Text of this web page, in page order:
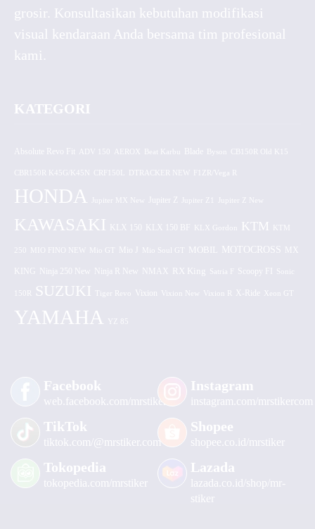
grosir. Konsultasikan kebutuhan modifikasi
visual kendaraan Anda bersama tim profesional
kami.
KATEGORI
Absolute Revo Fit ADV 150 AEROX CB150R Old K15
CBR150R K45G/K45N CRF150L DTRACKER NEW F1ZR/Vega R
HONDA Jupiter MX New Jupiter Z Jupiter Z1 Jupiter Z New
KAWASAKI KLX 150 KLX 150 BF KLX Gordon KTM KTM
250 MIO FINO NEW Mio GT Mio J Mio Soul GT MOBIL MOTOCROSS MX
KING Ninja 250 New Ninja R New NMAX RX King Satria F Scoopy FI Sonic
150R SUZUKI Tiger Revo Vixion Vixion New Vixion R X-Ride Xeon GT
YAMAHA YZ 85
Facebook
web.facebook.com/mrstiker
Instagram
instagram.com/mrstikercom
TikTok
tiktok.com/@mrstiker.com
Shopee
shopee.co.id/mrstiker
Tokopedia
tokopedia.com/mrstiker
Lazada
lazada.co.id/shop/mr-
stiker